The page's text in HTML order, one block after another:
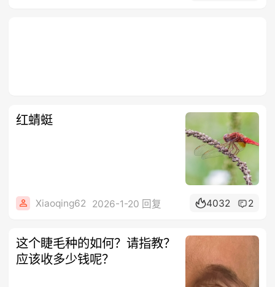
红蜻蜓
Xiaoqing62 2026-1-20 回复 4032 2
这个睫毛种的如何？请指教？
应该收多少钱呢？